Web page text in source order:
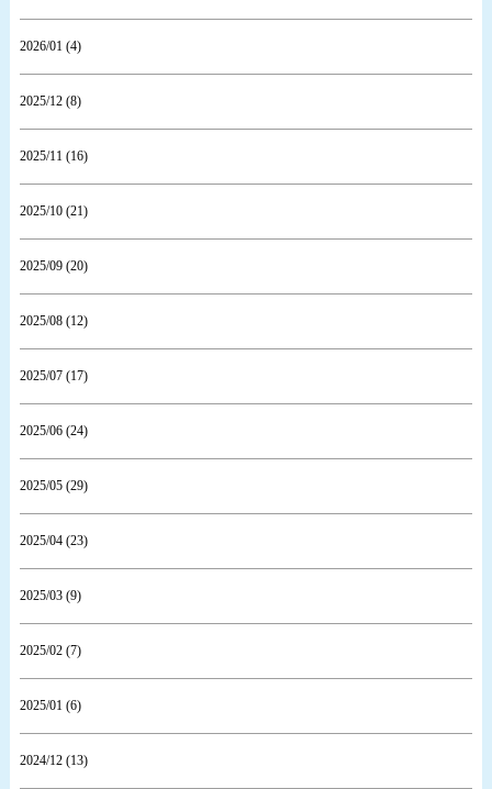
2026/01 (4)
2025/12 (8)
2025/11 (16)
2025/10 (21)
2025/09 (20)
2025/08 (12)
2025/07 (17)
2025/06 (24)
2025/05 (29)
2025/04 (23)
2025/03 (9)
2025/02 (7)
2025/01 (6)
2024/12 (13)